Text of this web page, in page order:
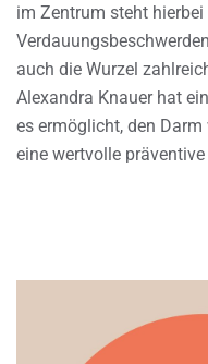
im Zentrum steht
auch die Wurzel
Alexandra Knauer hat
es ermöglicht, den
eine wertvolle